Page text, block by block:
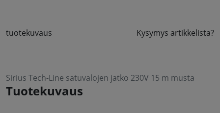
tuotekuvaus Kysymys artikkelista?
Sirius Tech-Line satuvalojen jatko 230V 15 m musta
Tuotekuvaus